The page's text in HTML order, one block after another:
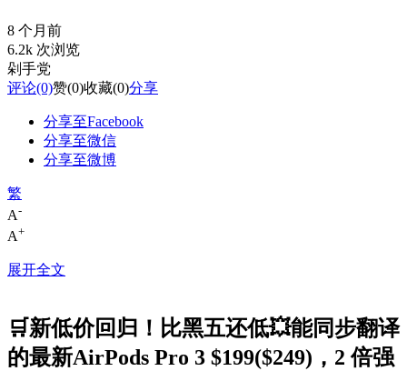
8 个月前
6.2k 次浏览
剁手党
评论(0)赞(0)收藏(0)分享
分享至Facebook
分享至微信
分享至微博
繁
A-
A+
展开全文
🛒新低价回归！比黑五还低💥能同步翻译
的最新AirPods Pro 3 $199($249)，2 倍强